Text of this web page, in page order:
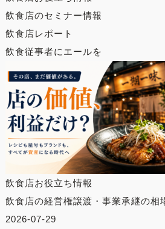
飲食店のセミナー情報
飲食店レポート
飲食従事者にエールを
飲食店お役立ち情報
飲食店の経営権譲渡・事業承継の
2026-07-29